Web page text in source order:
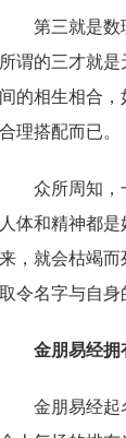
第三就是数理
所谓的三才就
间的相生相合
合理搭配而已。
众所周知，一
人体和精神都
来，就会枯竭
取令名字与自身
金朋易经拥
金朋易经起名